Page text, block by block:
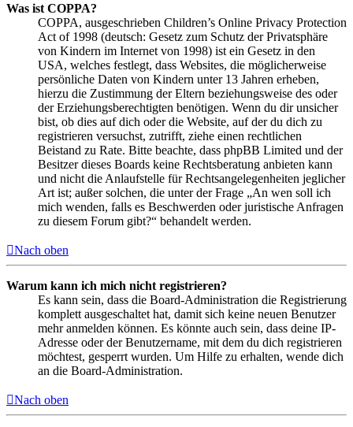
Was ist COPPA?
COPPA, ausgeschrieben Children’s Online Privacy Protection
Act of 1998 (deutsch: Gesetz zum Schutz der Privatsphäre
von Kindern im Internet von 1998) ist ein Gesetz in den
USA, welches festlegt, dass Websites, die möglicherweise
persönliche Daten von Kindern unter 13 Jahren erheben,
hierzu die Zustimmung der Eltern beziehungsweise des oder
der Erziehungsberechtigten benötigen. Wenn du dir unsicher
bist, ob dies auf dich oder die Website, auf der du dich zu
registrieren versuchst, zutrifft, ziehe einen rechtlichen
Beistand zu Rate. Bitte beachte, dass phpBB Limited und der
Besitzer dieses Boards keine Rechtsberatung anbieten kann
und nicht die Anlaufstelle für Rechtsangelegenheiten jeglicher
Art ist; außer solchen, die unter der Frage „An wen soll ich
mich wenden, falls es Beschwerden oder juristische Anfragen
zu diesem Forum gibt?“ behandelt werden.
Nach oben
Warum kann ich mich nicht registrieren?
Es kann sein, dass die Board-Administration die Registrierung
komplett ausgeschaltet hat, damit sich keine neuen Benutzer
mehr anmelden können. Es könnte auch sein, dass deine IP-
Adresse oder der Benutzername, mit dem du dich registrieren
möchtest, gesperrt wurden. Um Hilfe zu erhalten, wende dich
an die Board-Administration.
Nach oben